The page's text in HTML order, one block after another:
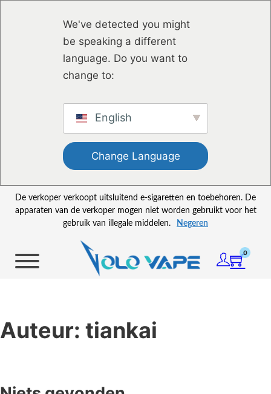
We've detected you might
be speaking a different
language. Do you want to
change to:
English
Change Language
De verkoper verkoopt uitsluitend e-sigaretten en toebehoren. De
apparaten van de verkoper mogen niet worden gebruikt voor het
gebruik van illegale middelen.
Negeren
0
Auteur: tiankai